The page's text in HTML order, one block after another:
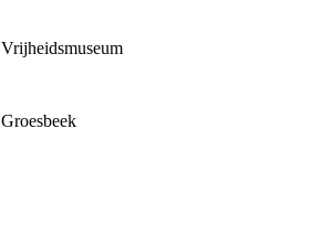
Vrijheidsmuseum
Groesbeek